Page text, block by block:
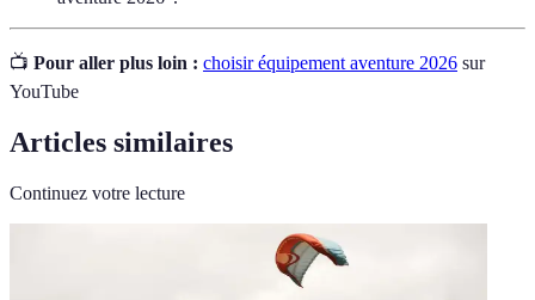
📺 Pour aller plus loin : choisir équipement aventure 2026 sur
YouTube
Articles similaires
Continuez votre lecture